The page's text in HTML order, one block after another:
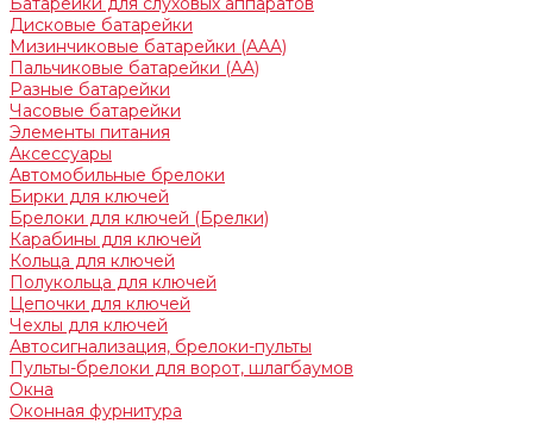
Дисковые батарейки
Мизинчиковые батарейки (AAA)
Пальчиковые батарейки (AA)
Разные батарейки
Часовые батарейки
Элементы питания
Аксессуары
Автомобильные брелоки
Бирки для ключей
Брелоки для ключей (Брелки)
Карабины для ключей
Кольца для ключей
Полукольца для ключей
Цепочки для ключей
Чехлы для ключей
Автосигнализация, брелоки-пульты
Пульты-брелоки для ворот, шлагбаумов
Окна
Оконная фурнитура